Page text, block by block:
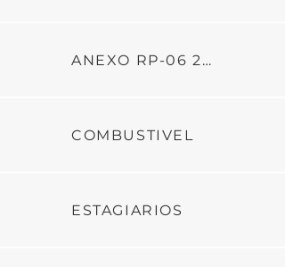
ANEXO RP-06 2ª PARCELA - REFEITO 16.07.24
COMBUSTIVEL
ESTAGIARIOS